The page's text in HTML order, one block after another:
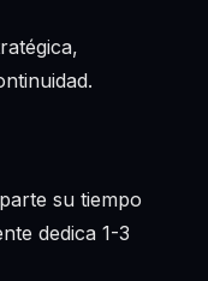
su tiempo
dedica 1-3